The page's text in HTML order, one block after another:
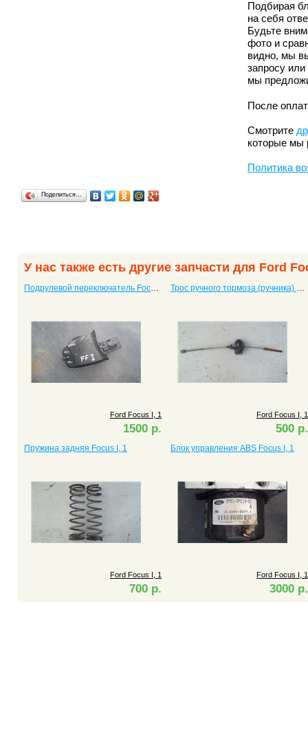
Подбирая
на себя
Будьте
фото и
видно, мы
запросу
мы
После
Смотрите
которые мы
Политика
Поделиться…
У нас также есть другие запчасти для Ford
Подрулевой переключатель Focus I, 1
Ford Focus I, 1
1500 р.
Трос ручного тормоза (ручника) Focus I, 1
Ford Focus I, 1
500 р.
Пружина задняя Focus I, 1
Ford Focus I, 1
700 р.
Блок управления ABS Focus I, 1
Ford Focus I, 1
3000 р.